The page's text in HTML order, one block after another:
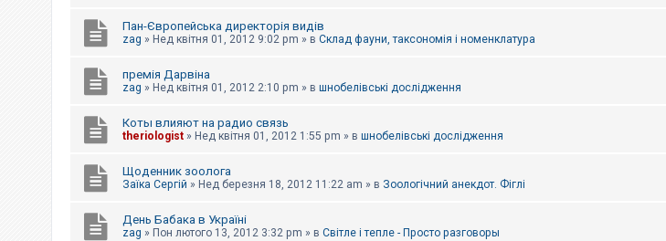
Пан-Європейська директорія видів
zag » Нед квітня 01, 2012 9:02 pm » в Склад фауни, таксономія і номенклатура
премія Дарвіна
zag » Нед квітня 01, 2012 2:10 pm » в шнобелівські дослідження
Коты влияют на радио связь
theriologist » Нед квітня 01, 2012 1:55 pm » в шнобелівські дослідження
Щоденник зоолога
Заїка Сергій » Нед березня 18, 2012 11:22 am » в Зоологічний анекдот. Фіглі
День Бабака в Україні
zag » Пон лютого 13, 2012 3:32 pm » в Світле і тепле - Просто разговоры